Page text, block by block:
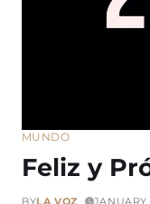
MUNDO
Feliz y
BYLA VOZ JANUARY